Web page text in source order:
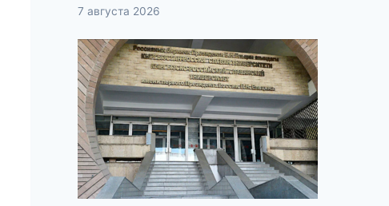
7 августа 2026